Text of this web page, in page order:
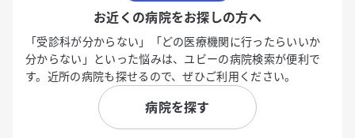
お近くの病院をお探しの方へ
「受診科が分からない」「どの医療機関に行ったらいいか
分からない」といった悩みは、ユビーの病院検索が便利で
す。近所の病院も探せるので、ぜひご利用ください。
病院を探す